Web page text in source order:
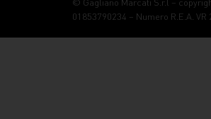
01853790234 – Numero R.E.A. VR